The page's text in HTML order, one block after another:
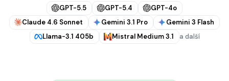
GPT-5.5 GPT-5.4
GPT-4o
Claude 4.6 Sonnet
Gemini 3.1 Pro
Gemini 3 Flash
Llama-3.1 405b
Mistral Medium 3.1 a další